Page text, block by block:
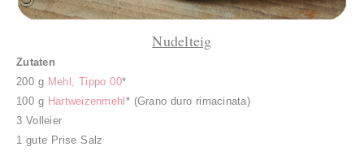
Nudelteig
Zutaten
200 g Mehl, Tippo 00*
100 g Hartweizenmehl * (Grano duro rimacinata)
3 Volleier
1 gute Prise Salz